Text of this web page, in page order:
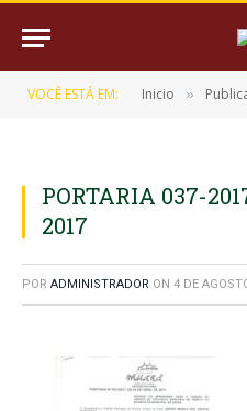
VOCÊ ESTÁ EM: Inicio »
PORTARIA 037-
2017
POR ADMINISTRADOR ON 4 DE